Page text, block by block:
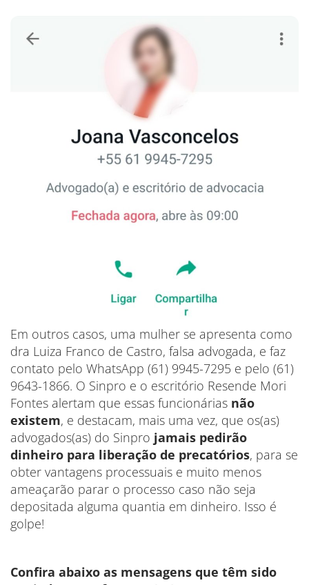
Em outros casos, uma mulher se apresenta como
dra Luiza Franco de Castro, falsa advogada, e faz
contato pelo WhatsApp (61) 9945-7295 e pelo (61)
9643-1866. O Sinpro e o escritório Resende Mori
Fontes alertam que essas funcionárias não
existem, e destacam, mais uma vez, que os(as)
advogados(as) do Sinpro jamais pedirão
dinheiro para liberação de precatórios, para se
obter vantagens processuais e muito menos
ameaçarão parar o processo caso não seja
depositada alguma quantia em dinheiro. Isso é
golpe!
Confira abaixo as mensagens que têm sido